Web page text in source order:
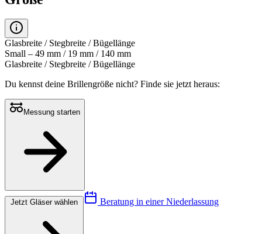
Glasbreite / Stegbreite / Bügellänge
Small – 49 mm / 19 mm / 140 mm
Glasbreite / Stegbreite / Bügellänge
Du kennst deine Brillengröße nicht? Finde sie jetzt heraus:
Messung starten
Beratung in einer Niederlassung